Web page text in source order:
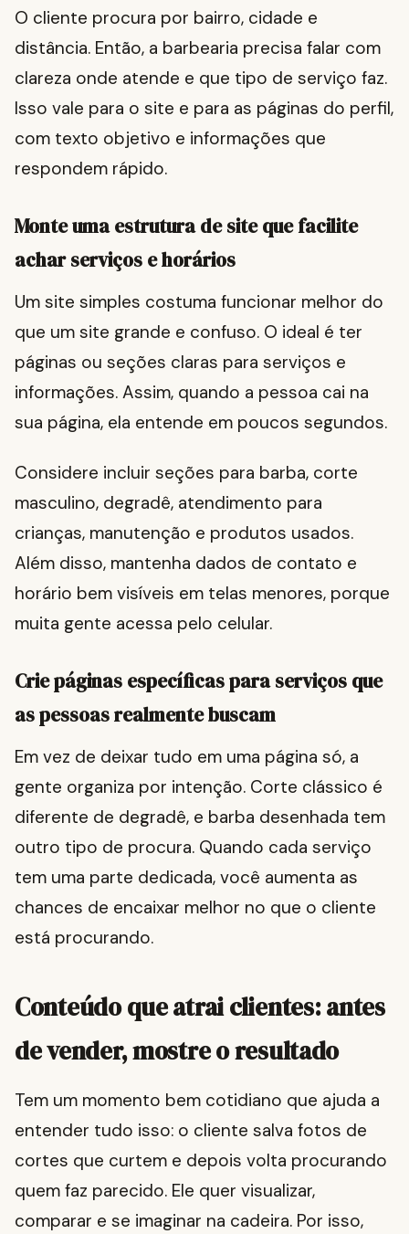
O cliente procura por bairro, cidade e
distância. Então, a barbearia precisa falar com
clareza onde atende e que tipo de serviço faz.
Isso vale para o site e para as páginas do perfil,
com texto objetivo e informações que
respondem rápido.
Monte uma estrutura de site que facilite
achar serviços e horários
Um site simples costuma funcionar melhor do
que um site grande e confuso. O ideal é ter
páginas ou seções claras para serviços e
informações. Assim, quando a pessoa cai na
sua página, ela entende em poucos segundos.
Considere incluir seções para barba, corte
masculino, degradê, atendimento para
crianças, manutenção e produtos usados.
Além disso, mantenha dados de contato e
horário bem visíveis em telas menores, porque
muita gente acessa pelo celular.
Crie páginas específicas para serviços que
as pessoas realmente buscam
Em vez de deixar tudo em uma página só, a
gente organiza por intenção. Corte clássico é
diferente de degradê, e barba desenhada tem
outro tipo de procura. Quando cada serviço
tem uma parte dedicada, você aumenta as
chances de encaixar melhor no que o cliente
está procurando.
Conteúdo que atrai clientes: antes
de vender, mostre o resultado
Tem um momento bem cotidiano que ajuda a
entender tudo isso: o cliente salva fotos de
cortes que curtem e depois volta procurando
quem faz parecido. Ele quer visualizar,
comparar e se imaginar na cadeira. Por isso,